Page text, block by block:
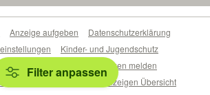
Filter anpassen
Anzeige aufgeben
Datenschutzerklärung
Kinder- und Jugendschutz
Sicherheitslücken melden
Beliebte Suchen
Anzeigen Übersicht